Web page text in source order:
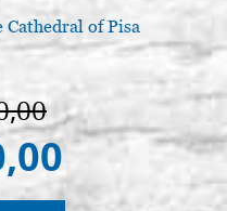
of Pisa